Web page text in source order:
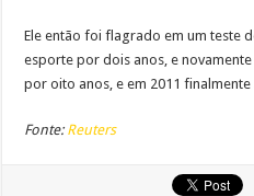
Ele então foi flagrado em um teste
esporte por dois anos, e
por oito anos, e em 2011
Fonte: Reuters